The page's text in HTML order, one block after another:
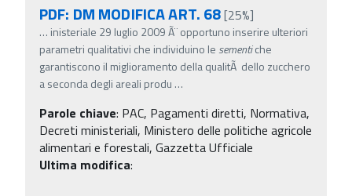
PDF: DM MODIFICA ART. 68[25%]
… inisteriale 29 luglio 2009 Ã¨ opportuno inserire ulteriori
parametri qualitativi che individuino le sementiche
garantiscono il miglioramento della qualitÃ dello zucchero
a seconda degli areali produ …
Parole chiave: PAC, Pagamenti diretti, Normativa,
Decreti ministeriali, Ministero delle politiche agricole
alimentari e forestali, Gazzetta Ufficiale
Ultima modifica: